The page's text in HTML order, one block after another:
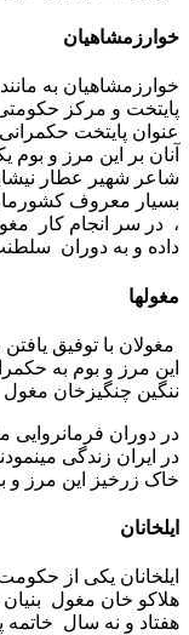
خوارزمشاهیان
خوارزمشاهیان به
پایتخت و مرکز
عنوان پایتخت
آنان بر این مرز و
شاعر شهیر عطار
بسیار معروف
، در سر انجام کار
داده و به دوران سلطنت
مغولها
مغولان با توفیق
این مرز و بوم به
ننگین چنگیزخان مغول
در دوران فرمانروایی
در ایران زندگی
خاک زرخیز این مرز و
ایلخانان
ایلخانان یکی از
هلاکو خان مغول بنیان
هفتاد و نه سال